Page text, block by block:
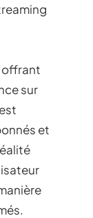
offrant
sur
et